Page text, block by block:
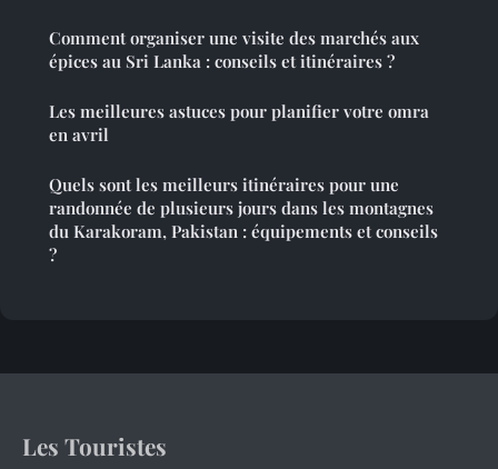
Comment organiser une visite des marchés aux
épices au Sri Lanka : conseils et itinéraires ?
Les meilleures astuces pour planifier votre omra
en avril
Quels sont les meilleurs itinéraires pour une
randonnée de plusieurs jours dans les montagnes
du Karakoram, Pakistan : équipements et conseils
?
Les Touristes